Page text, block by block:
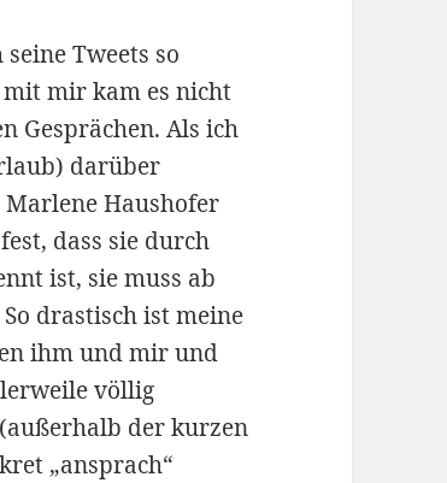
Tweets so
mir kam es nicht
Gesprächen. Als ich
darüber
Marlene Haushofer
dass sie durch
ist, sie muss ab
drastisch ist meine
ihm und mir und
völlig
der kurzen
„ansprach“